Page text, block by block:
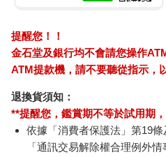
特幣，應該可以填補一點空缺。
傑德
我和娜塔莉試圖透過傑德．麥卡
取得聯繫，但接連幾週的嘗試都
Gox的責任交予馬克後，便投入
種貨幣的交易必須透過網路驗證
提醒您！！
金石堂及銀行均不會請您操作
ATM提款機，請不要聽從指示，
退換貨須知：
**提醒您，鑑賞期不等於試用期
依據「消費者保護法」第19
「通訊交易解除權合理例外